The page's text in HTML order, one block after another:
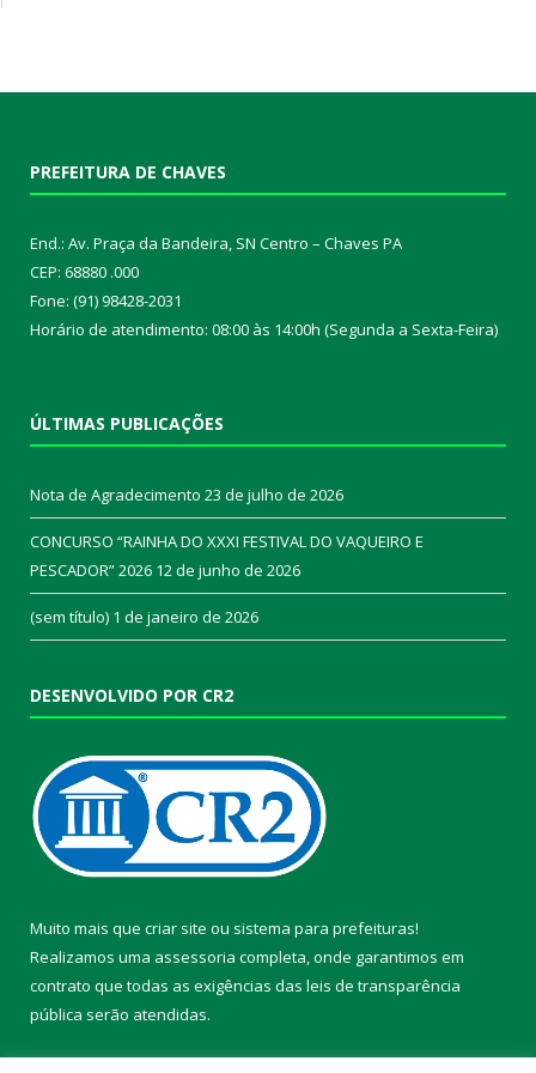
PREFEITURA DE CHAVES
End.: Av. Praça da Bandeira, SN Centro – Chaves PA
CEP: 68880 .000
Fone: (91) 98428-2031
Horário de atendimento: 08:00 às 14:00h (Segunda a Sexta-Feira)
ÚLTIMAS PUBLICAÇÕES
Nota de Agradecimento 23 de julho de 2026
CONCURSO “RAINHA DO XXXI FESTIVAL DO VAQUEIRO E
PESCADOR” 2026 12 de junho de 2026
(sem título) 1 de janeiro de 2026
DESENVOLVIDO POR CR2
Muito mais que criar site ou sistema para prefeituras!
Realizamos uma assessoria completa, onde garantimos em
contrato que todas as exigências das leis de transparência
pública serão atendidas.